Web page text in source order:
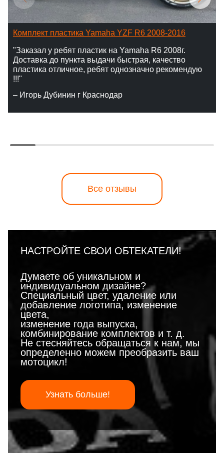
Комплект пластика Yamaha YZF R6 2008-2016
"Заказал у ребят пластик на Yamaha R6 2008г.
Доставка до пункта выдачи быстрая, качество
пластика отличное, ребят однозначно рекомендую
!!!"
– Игорь Дубинин г Краснодар
Все отзывы
НАСТРОЙТЕ СВОИ ОБТЕКАТЕЛИ!
Думаете об уникальном и
индивидуальном дизайне?
Специальный цвет, удаление или
добавление логотипа, изменение
цвета,
изменение года выпуска,
комбинирование комплектов и т. д.
Не стесняйтесь обращаться к нам, мы
определенно можем преобразить ваш
мотоцикл!
Узнать больше!